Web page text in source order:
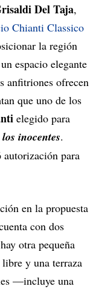
Del Taja,
Chianti Classico
la región
espacio elegante
anfitriones ofrecen
que uno de los
elegido para
inocentes.
para
en la propuesta
con dos
otra pequeña
y una terraza
—incluye una